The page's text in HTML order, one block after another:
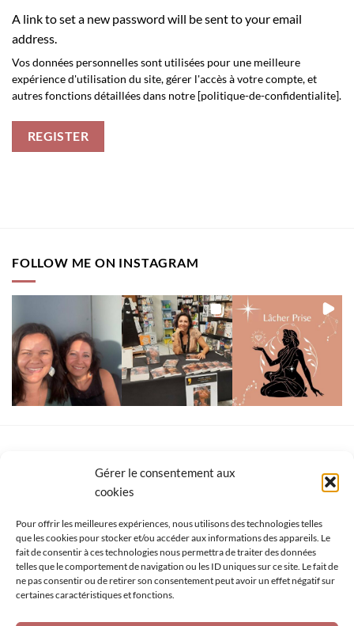
Gérer le consentement aux
cookies
Pour offrir les meilleures expériences, nous utilisons des technologies telles
que les cookies pour stocker et/ou accéder aux informations des appareils. Le
fait de consentir à ces technologies nous permettra de traiter des données
telles que le comportement de navigation ou les ID uniques sur ce site. Le fait de
ne pas consentir ou de retirer son consentement peut avoir un effet négatif sur
certaines caractéristiques et fonctions.
A link to set a new password will be sent to your email
address.
Vos données personnelles sont utilisées pour une meilleure
expérience d'utilisation du site, gérer l'accès à votre compte, et
autres fonctions détaillées dans notre [politique-de-confidentialite].
REGISTER
FOLLOW ME ON INSTAGRAM
$8.00
TAGS